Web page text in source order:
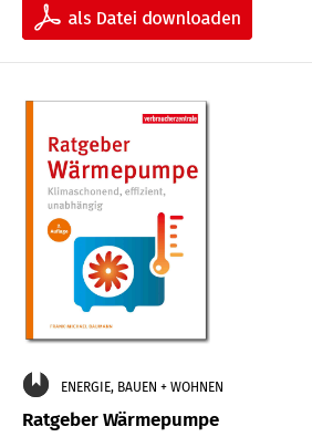
ENERGIE, BAUEN + WOHNEN
Ratgeber Wärmepumpe